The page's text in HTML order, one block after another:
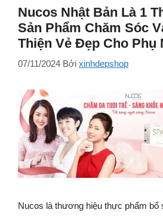
Nucos Nhật Bản Là 1
Sản Phẩm Chăm Sóc
Thiện Vẻ Đẹp Cho Phụ
07/11/2024 Bởi xinhdepshop
Nucos là thương hiệu thực phẩm bổ